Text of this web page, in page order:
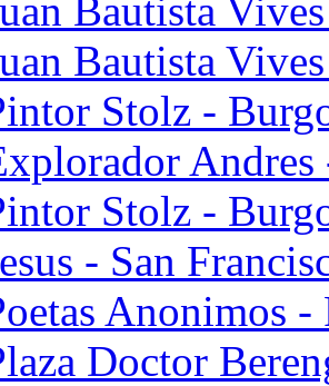
Bautista
Bautista
Stolz -
Andres
Stolz -
- San
Anonimos
Doctor